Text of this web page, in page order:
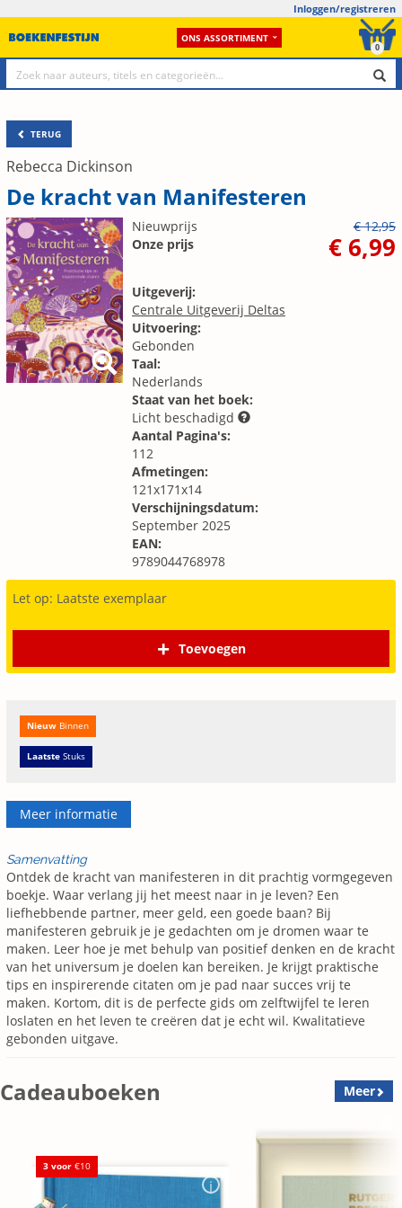
Inloggen/registreren
ONS ASSORTIMENT
0
TERUG
Rebecca Dickinson
De kracht van Manifesteren
Nieuwprijs
€ 12,95
Onze prijs
€ 6,99
Uitgeverij:
Centrale Uitgeverij Deltas
Uitvoering:
Gebonden
Taal:
Nederlands
Staat van het boek:
Licht beschadigd
Aantal Pagina's:
112
Afmetingen:
121x171x14
Verschijningsdatum:
September 2025
EAN:
9789044768978
Let op: Laatste exemplaar
Toevoegen
Nieuw Binnen
Laatste Stuks
Meer informatie
Samenvatting
Ontdek de kracht van manifesteren in dit prachtig vormgegeven
boekje. Waar verlang jij het meest naar in je leven? Een
liefhebbende partner, meer geld, een goede baan? Bij
manifesteren gebruik je je gedachten om je dromen waar te
maken. Leer hoe je met behulp van positief denken en de kracht
van het universum je doelen kan bereiken. Je krijgt praktische
tips en inspirerende citaten om je pad naar succes vrij te
maken. Kortom, dit is de perfecte gids om zelftwijfel te leren
loslaten en het leven te creëren dat je echt wil. Kwalitatieve
gebonden uitgave.
Cadeauboeken Meer
3 voor €10